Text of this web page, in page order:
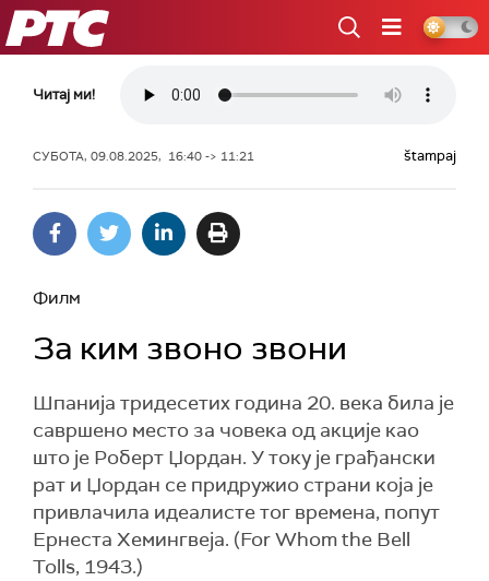
РТС
Читај ми!
СУБОТА, 09.08.2025, 16:40 -> 11:21 štampaj
Филм
За ким звоно звони
Шпанија тридесетих година 20. века била је
савршено место за човека од акције као
што је Роберт Џордан. У току је грађански
рат и Џордан се придружио страни која је
привлачила идеалисте тог времена, попут
Ернеста Хемингвеја. (For Whom the Bell
Tolls, 1943.)